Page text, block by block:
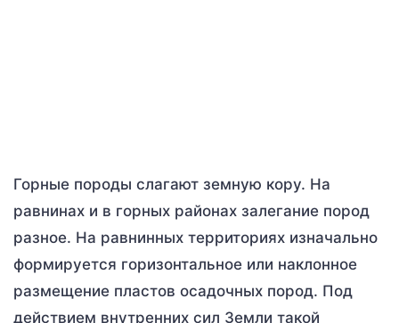
Горные породы слагают земную кору. На
равнинах и в горных районах залегание пород
разное. На равнинных территориях изначально
формируется горизонтальное или наклонное
размещение пластов осадочных пород. Под
действием внутренних сил Земли такой